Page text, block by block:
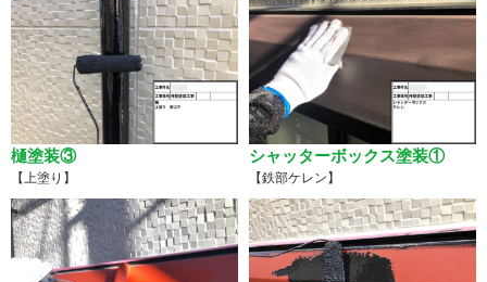
樋塗装③
【上塗り】
シャッターボックス塗装①
【鉄部ケレン】